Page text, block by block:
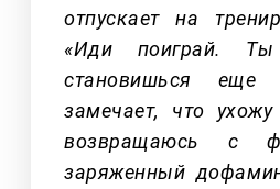
отпускает на
«Иди поиграй. Ты
становишься еще
замечает, что
возвращаюсь с
заряженный